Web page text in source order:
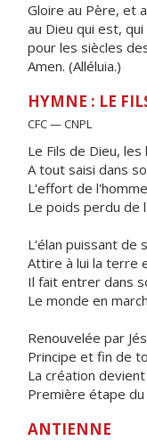
Gloire au Père, et
au Dieu qui est,
pour les siècles
Amen. (Alléluia.)
HYMNE : LE
CFC — CNPL
Le Fils de Dieu,
A tout saisi dans
L'effort de
Le poids perdu de
L'élan puissant de
Attire à lui la terre
Il fait entrer dans
Le monde en
Renouvelée par
Principe et fin de
La création devient
Première étape du
ANTIENNE